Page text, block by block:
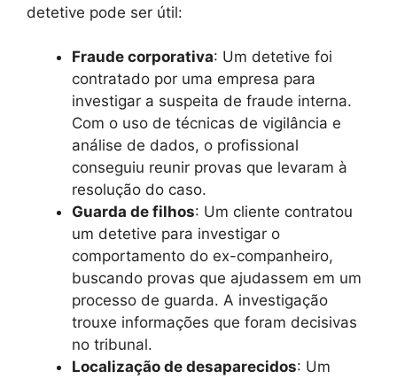
detetive pode ser útil:
Fraude corporativa: Um detetive foi
contratado por uma empresa para
investigar a suspeita de fraude interna.
Com o uso de técnicas de vigilância e
análise de dados, o profissional
conseguiu reunir provas que levaram à
resolução do caso.
Guarda de filhos: Um cliente contratou
um detetive para investigar o
comportamento do ex-companheiro,
buscando provas que ajudassem em um
processo de guarda. A investigação
trouxe informações que foram decisivas
no tribunal.
Localização de desaparecidos: Um